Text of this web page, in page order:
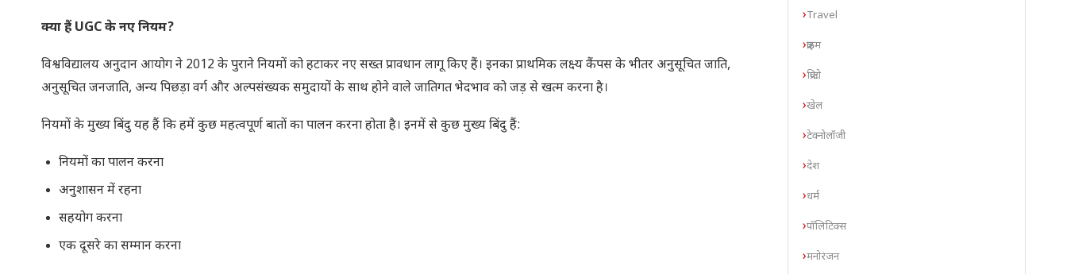
क्या हैं UGC के नए नियम?
विश्वविद्यालय अनुदान आयोग ने 2012 के पुराने नियमों को हटाकर नए सख्त प्रावधान लागू किए हैं। इनका प्राथमिक लक्ष्य कैंपस के भीतर अनुसूचित जाति,
अनुसूचित जनजाति, अन्य पिछड़ा वर्ग और अल्पसंख्यक समुदायों के साथ होने वाले जातिगत भेदभाव को जड़ से खत्म करना है।
नियमों के मुख्य बिंदु यह हैं कि हमें कुछ महत्वपूर्ण बातों का पालन करना होता है। इनमें से कुछ मुख्य बिंदु हैं:
नियमों का पालन करना
अनुशासन में रहना
सहयोग करना
एक दूसरे का सम्मान करना
Travel
क्राइम
क्रिप्टो
खेल
टेक्नोलॉजी
देश
धर्म
पॉलिटिक्स
मनोरंजन